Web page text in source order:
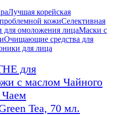
Лучшая корейская
кожиСелективная
для омоложения лицаМаски с
Очищающие средства для
для лица
для
с маслом Чайного
Чаем
Tea, 70 мл.